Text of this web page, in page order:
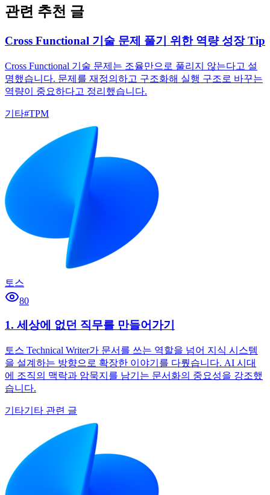
관련 추천 글
Cross Functional 기술 문제 풀기 위한 역량 성장 Tip
Cross Functional 기술 문제는 조율만으로 풀리지 않는다고 설
명했습니다. 문제를 재정의하고 구조화해 실행 구조로 바꾸는
역량이 중요하다고 정리했습니다.
기타#TPM
토스
80
1. 세상에 없던 직무를 만들어가기
토스 Technical Writer가 문서를 쓰는 역할을 넘어 지식 시스템
을 설계하는 방향으로 확장한 이야기를 다뤘습니다. AI 시대
에 조직의 맥락과 암묵지를 남기는 문서화의 중요성을 강조했
습니다.
기타기타 관련 글